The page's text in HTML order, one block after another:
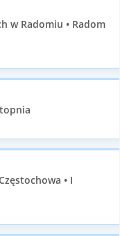
w Radomiu • Radom
• I